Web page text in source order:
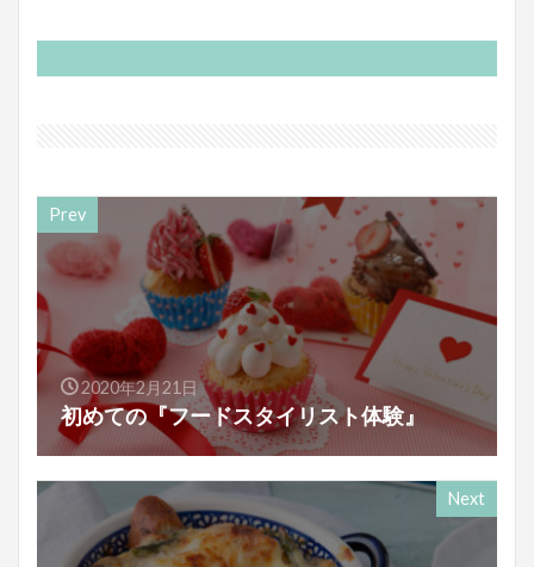
Prev
2020年2月21日
初めての『フードスタイリスト体験』
Next